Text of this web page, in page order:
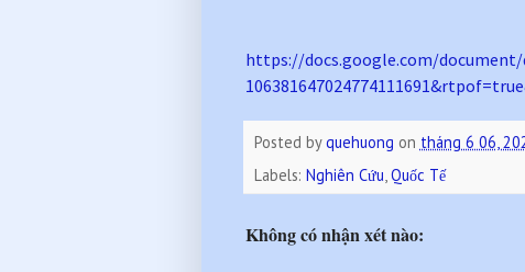
https://docs.google.com/document/
106381647024774111691&rtpof=
Posted byquehuong on tháng 6 06,
Labels: Nghiên Cứu,Quốc Tế
Không có nhận xét nào: